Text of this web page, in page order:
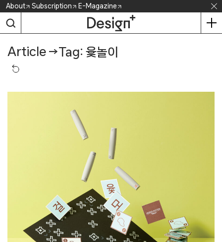
Skip
content
About Subscription E-Magazine
Article →Tag: 윷놀이